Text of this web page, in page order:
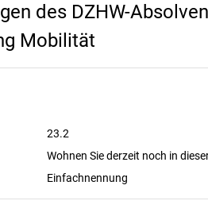
des DZHW-
Mobilität
23.2
Wohnen Sie derzeit noch in
Einfachnennung